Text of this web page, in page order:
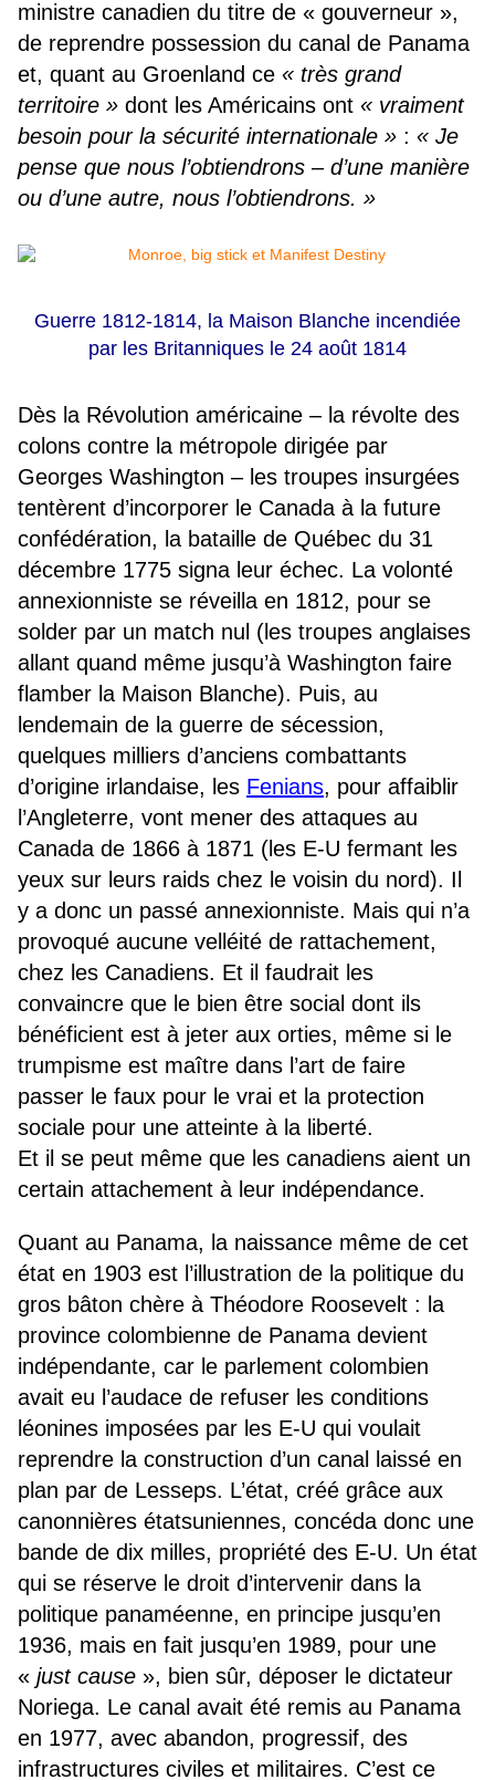
ministre canadien du titre de « gouverneur »,
de reprendre possession du canal de Panama
et, quant au Groenland ce « très grand
territoire » dont les Américains ont « vraiment
besoin pour la sécurité internationale » : « Je
pense que nous l’obtiendrons – d’une manière
ou d’une autre, nous l’obtiendrons. »
Guerre 1812-1814, la Maison Blanche incendiée
par les Britanniques le 24 août 1814
Dès la Révolution américaine – la révolte des
colons contre la métropole dirigée par
Georges Washington – les troupes insurgées
tentèrent d’incorporer le Canada à la future
confédération, la bataille de Québec du 31
décembre 1775 signa leur échec. La volonté
annexionniste se réveilla en 1812, pour se
solder par un match nul (les troupes anglaises
allant quand même jusqu’à Washington faire
flamber la Maison Blanche). Puis, au
lendemain de la guerre de sécession,
quelques milliers d’anciens combattants
d’origine irlandaise, les Fenians, pour affaiblir
l’Angleterre, vont mener des attaques au
Canada de 1866 à 1871 (les E-U fermant les
yeux sur leurs raids chez le voisin du nord). Il
y a donc un passé annexionniste. Mais qui n’a
provoqué aucune velléité de rattachement,
chez les Canadiens. Et il faudrait les
convaincre que le bien être social dont ils
bénéficient est à jeter aux orties, même si le
trumpisme est maître dans l’art de faire
passer le faux pour le vrai et la protection
sociale pour une atteinte à la liberté.
Et il se peut même que les canadiens aient un
certain attachement à leur indépendance.
Quant au Panama, la naissance même de cet
état en 1903 est l’illustration de la politique du
gros bâton chère à Théodore Roosevelt : la
province colombienne de Panama devient
indépendante, car le parlement colombien
avait eu l’audace de refuser les conditions
léonines imposées par les E-U qui voulait
reprendre la construction d’un canal laissé en
plan par de Lesseps. L’état, créé grâce aux
canonnières étatsuniennes, concéda donc une
bande de dix milles, propriété des E-U. Un état
qui se réserve le droit d’intervenir dans la
politique panaméenne, en principe jusqu’en
1936, mais en fait jusqu’en 1989, pour une
« just cause », bien sûr, déposer le dictateur
Noriega. Le canal avait été remis au Panama
en 1977, avec abandon, progressif, des
infrastructures civiles et militaires. C’est ce